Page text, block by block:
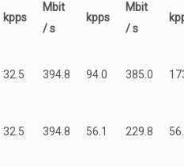
kpps
Mbit
/ s
kpps
Mbit
/ s
32.5 394.8 94.0 385.0
32.5 394.8 56.1 229.8